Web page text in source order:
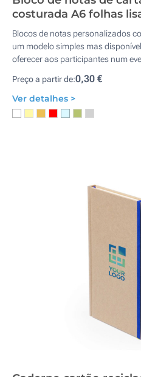
costurada A6 folhas
Blocos de notas personalizados
um modelo simples mas
oferecer aos participantes num
Preço a partir de:0,30 €
Ver detalhes >